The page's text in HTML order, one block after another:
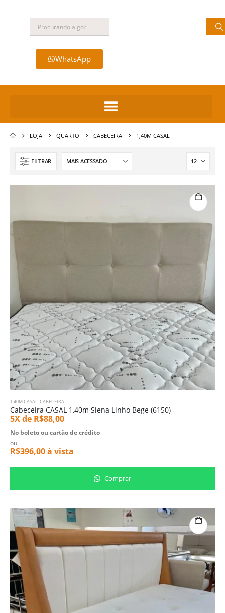
WhatsApp
LOJA QUARTO CABECEIRA 1,40M CASAL
FILTRAR
1,40M CASAL CABECEIRA
Cabeceira CASAL 1,40m Siena Linho Bege (6150)
5X de R$88,00
No boleto ou cartão de crédito
ou
R$396,00à vista
Comprar